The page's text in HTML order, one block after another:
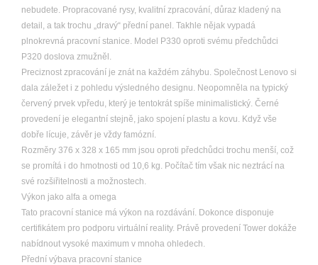
nebudete. Propracované rysy, kvalitní zpracování, důraz kladený na
detail, a tak trochu „dravý“ přední panel. Takhle nějak vypadá
plnokrevná pracovní stanice. Model P330 oproti svému předchůdci
P320 doslova zmužněl.
Preciznost zpracování je znát na každém záhybu. Společnost Lenovo si
dala záležet i z pohledu výsledného designu. Neopomněla na typický
červený prvek vpředu, který je tentokrát spíše minimalistický. Černé
provedení je elegantní stejně, jako spojení plastu a kovu. Když vše
dobře lícuje, závěr je vždy famózní.
Rozměry 376 x 328 x 165 mm jsou oproti předchůdci trochu menší, což
se promítá i do hmotnosti od 10,6 kg. Počítač tím však nic neztrácí na
své rozšiřitelnosti a možnostech.
Výkon jako alfa a omega
Tato pracovní stanice má výkon na rozdávání. Dokonce disponuje
certifikátem pro podporu virtuální reality. Právě provedení Tower dokáže
nabídnout vysoké maximum v mnoha ohledech.
Přední výbava pracovní stanice